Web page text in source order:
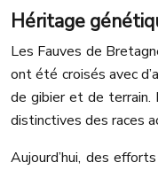
Héritage
Les Fauves de
ont été croisés avec
de gibier et de terrain.
distinctives des races
Aujourd’hui, des